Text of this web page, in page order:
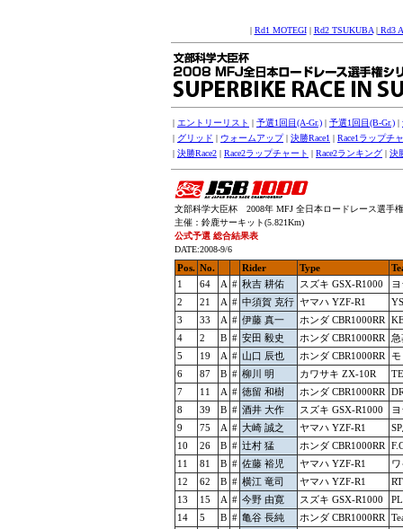
| Rd1 MOTEGI| Rd2 TSUKUBA|Rd3
| エントリーリスト | 予選1回目(A-Gr.) | 予選1回目(B-Gr.) |
| グリッド | ウォームアップ| 決勝Race1 | Race1ラップチ
| 決勝Race2 | Race2ラップチャート | Race2ランキング | 決
文部科学大臣杯 2008年 MFJ 全日本ロードレース選手
主催：鈴鹿サーキット(5.821Km)
公式予選 総合結果表
DATE:2008-9/6
Pos. No. Rider Type
1
64 A # 秋吉 耕佑 スズキ GSX-R1000
2
21 A # 中須賀 克行 ヤマハ YZF-R1
3
33 A # 伊藤 真一 ホンダ CBR1000RR
4
2 B # 安田 毅史 ホンダ CBR1000RR
急
5
19 A # 山口 辰也 ホンダ CBR1000RR
モ
6
87 B # 柳川 明 カワサキ ZX-10R
7
11 A # 徳留 和樹 ホンダ CBR1000RR
8
39 B # 酒井 大作 スズキ GSX-R1000
9
75 A # 大崎 誠之 ヤマハ YZF-R1
10
26 B # 辻村 猛 ホンダ CBR1000RR
11
81 B # 佐藤 裕児 ヤマハ YZF-R1
12
62 B # 横江 竜司 ヤマハ YZF-R1
13
15 A # 今野 由寛 スズキ GSX-R1000
14
5 B # 亀谷 長純 ホンダ CBR1000RR